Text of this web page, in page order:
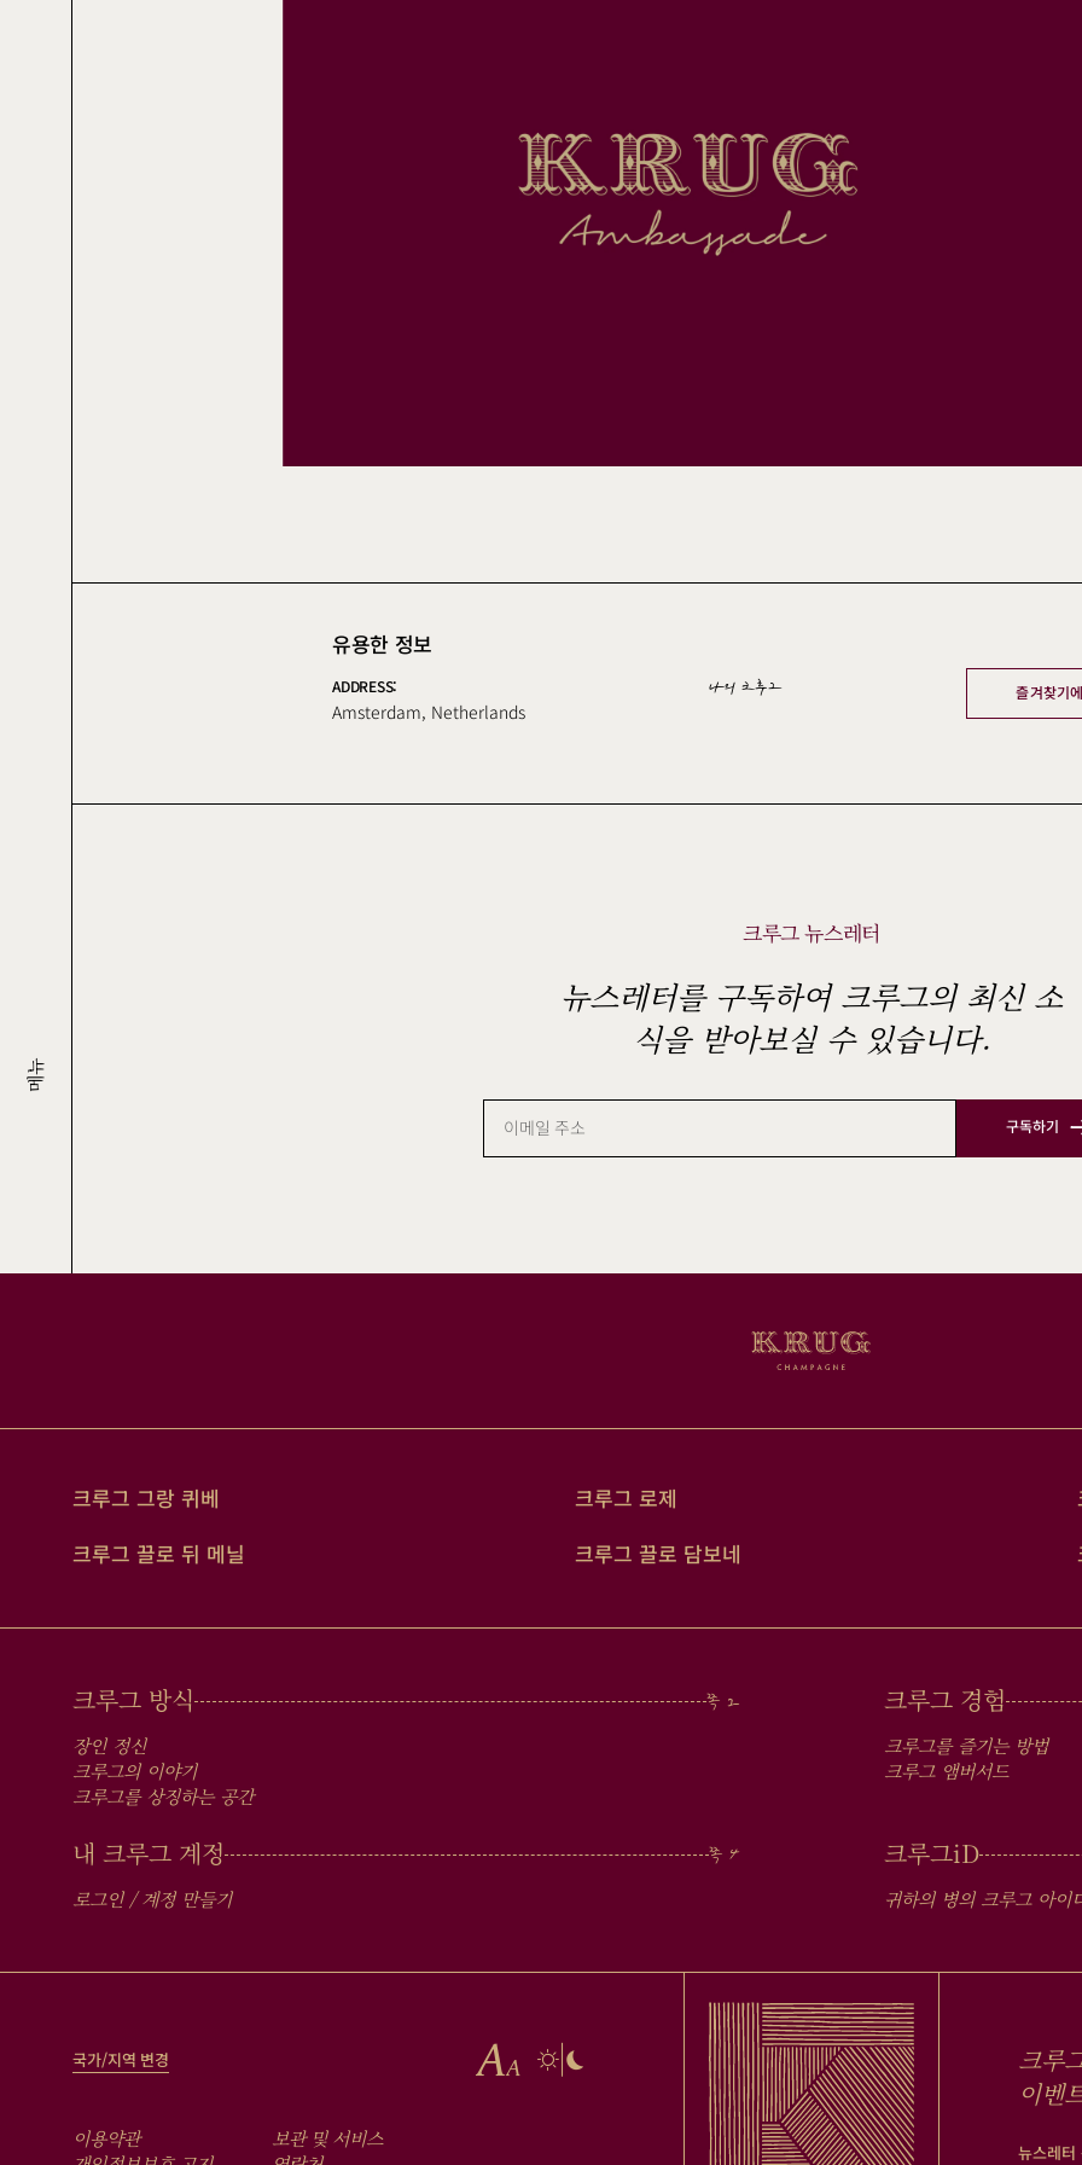
메뉴
유용한 정보
ADDRESS:
Amsterdam, Netherlands
나의 크루그 즐겨찾기
크루그 뉴스레터
뉴스레터를 구독하여 크루그의 최신 소
식을 받아보실 수 있습니다.
이
메
일
구독하기
크루그 그랑 퀴베 크루그 로제
크루그 끌로 뒤 메닐
크루그 끌로 담보네
MAIN
MEN
IN
FOOTER
크루그 방식
장인 정신
크루그의 이야기
크루그를 상징하는 공간
크루그 경험
크루그를 즐기는 방법
크루그 앰버서드
내 크루그 계정
로그인 / 계정 만들기
크루그iD
귀하의 병의 크루그 아이
크루
이
뉴스레
국가/지역 변경
이용약관 보관 및 서비스